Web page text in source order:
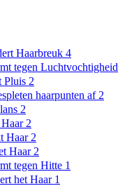
Haarbreuk 4
tegen Luchtvochtigheid
Pluis 2
haarpunten af 2
2
2
Haar 2
Haar 2
tegen Hitte 1
het Haar 1